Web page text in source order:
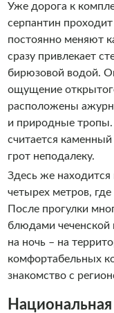
Уже дорога к
серпантин проходит
постоянно меняют
сразу привлекает
бирюзовой водой.
ощущение
расположены
и природные тропы.
считается
грот неподалеку.
Здесь же находится
четырех метров,
После прогулки
блюдами чеченской
на ночь – на
комфортабельных
знакомство с
Национальная